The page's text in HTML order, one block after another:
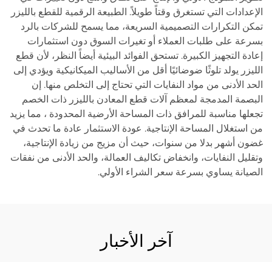
الإعدادات التي تستغرق وقتاً طويلاً. الطبيعة الرقمية للقطع بالليزر
تمكن التكرارات التصميمية السريعة، مما يسمح للشركات بالرد
بسرعة على طلبات العملاء أو تغيرات السوق دون استثمارات
إعادة التجهيز الكبيرة. تستحق الفوائد البيئية أيضاً النظر، لأن قطع
الليزر يولد تلوثًا ضوضائيًا أقل من الأساليب الميكانيكية ويؤدي إلى
الحد الأدنى من مواد النفايات التي تحتاج إلى التخلص منها. إن
البصمة المدمجة لمعظم آلات قطع المعادن بالليزر ذات الخصم
تجعلها مناسبة للمرافق ذات المساحة الأرضية المحدودة ، مما يزيد
من استغلال المساحة الإنتاجية. عودة الاستثمار عادة ما تحدث في
غضون أشهر بدلا من سنوات، حيث أن مزيج من زيادة الإنتاجية،
وتقليل النفايات، وانخفاض تكاليف العمالة، والحد الأدنى من نفقات
الصيانة يساوي بسرعة سعر الشراء الأولي.
آخر الأخبار